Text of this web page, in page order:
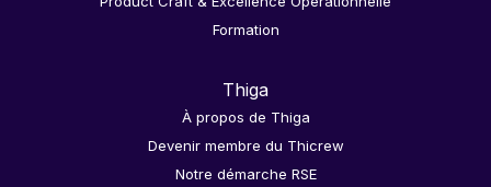
Formation
Thiga
À propos de Thiga
Devenir membre du Thicrew
Notre démarche RSE